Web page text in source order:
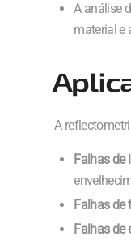
A análise
material e
A
Falhas de
Falhas de
Falhas de